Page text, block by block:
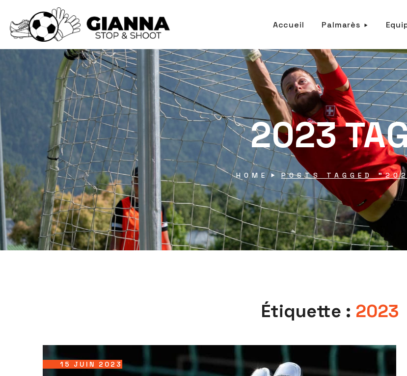
Accueil Palmarès
2023
HOME POSTS TAGGED
Étiquette : 2023
15 JUIN 2023